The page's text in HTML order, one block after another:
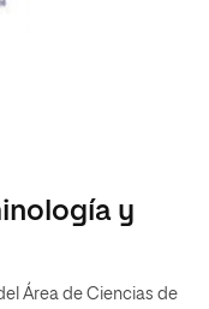
y
Área de Ciencias de